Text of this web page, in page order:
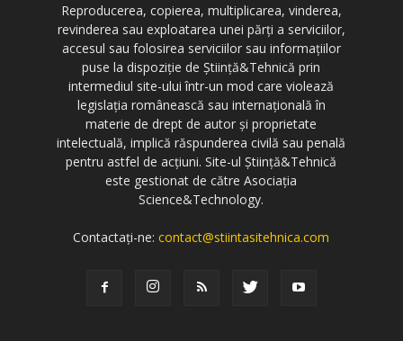
Reproducerea, copierea, multiplicarea, vinderea,
revinderea sau exploatarea unei părți a serviciilor,
accesul sau folosirea serviciilor sau informațiilor
puse la dispoziție de Știință&Tehnică prin
intermediul site-ului într-un mod care violează
legislația românească sau internațională în
materie de drept de autor și proprietate
intelectuală, implică răspunderea civilă sau penală
pentru astfel de acțiuni. Site-ul Știință&Tehnică
este gestionat de către Asociația
Science&Technology.
Contactați-ne:contact@stiintasitehnica.com